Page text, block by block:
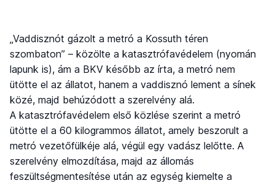
„Vaddisznót gázolt a metró a Kossuth téren
szombaton” – közölte a katasztrófavédelem (nyomán
lapunk is), ám a BKV később az írta, a metró nem
ütötte el az állatot, hanem a vaddisznó lement a sínek
közé, majd behúzódott a szerelvény alá.
A katasztrófavédelem első közlése szerint a metró
ütötte el a 60 kilogrammos állatot, amely beszorult a
metró vezetőfülkéje alá, végül egy vadász lelőtte. A
szerelvény elmozdítása, majd az állomás
feszültségmentesítése után az egység kiemelte a